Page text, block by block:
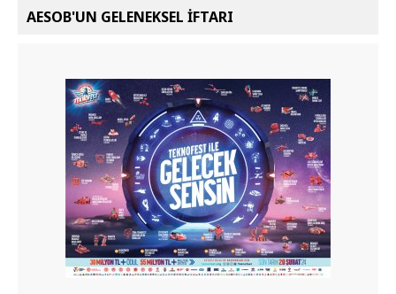
AESOB'UN GELENEKSEL İFTARI